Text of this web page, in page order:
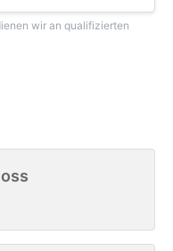
wir an qualifizierten